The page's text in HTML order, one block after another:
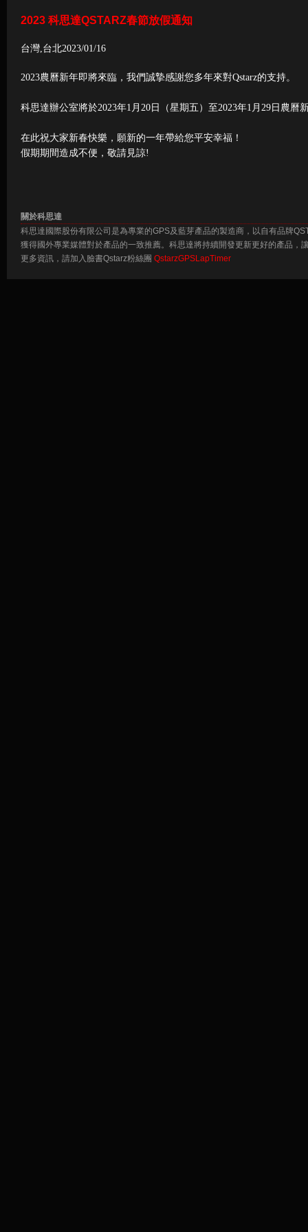
2023 科思達QSTARZ春節放假通知
台灣,台北2023/01/16
2023農曆新年即將來臨，我們誠摯感謝您多年來對Qstarz的支持。
科思達辦公室將於2023年1月20日（星期五）至2023年1月29日農
在此祝大家新春快樂，願新的一年帶給您平安幸福！
假期期間造成不便，敬請見諒!
關於科思達
科思達國際股份有限公司是為專業的GPS及藍芽產品的製造商，以自有品牌
獲得國外專業媒體對於產品的一致推薦。科思達將持續開發更新更好的產品，
更多資訊，請加入臉書Qstarz粉絲團 QstarzGPSLapTimer